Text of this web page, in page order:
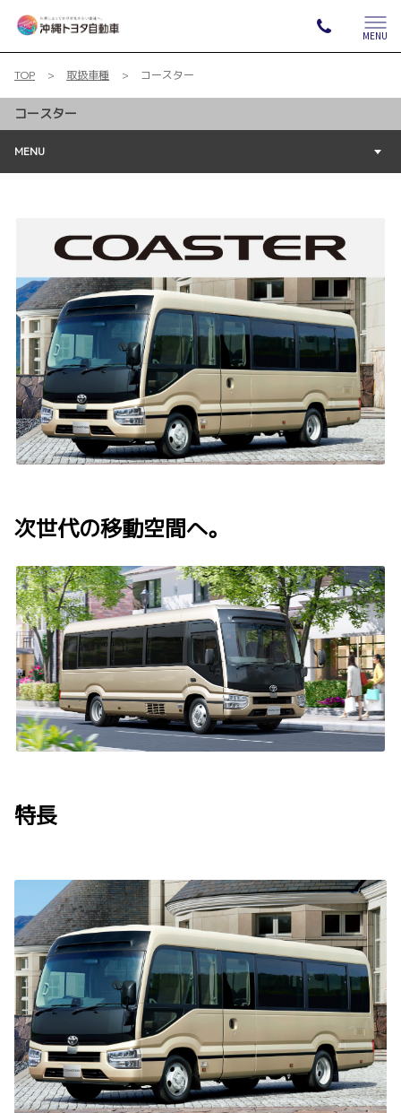
MENU
TOP 取扱車種 コースター
コースター
MENU
次世代の移動空間へ。
特長